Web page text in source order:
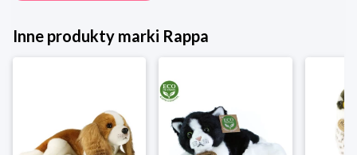
Inne produkty marki Rappa